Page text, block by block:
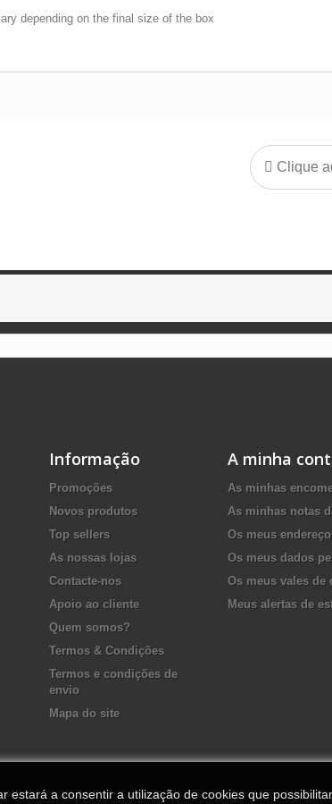
depending on the final size of the box
Clique
Informação
Promoções
Novos produtos
Top sellers
As nossas lojas
Contacte-nos
Apoio ao cliente
Quem somos?
Termos & Condições
Termos e condições de
envio
Mapa do site
A minha
As minhas
As minhas notas
Os meus
Os meus dados
Os meus vales de
Meus alertas de
estará a consentir a utilização de cookies que